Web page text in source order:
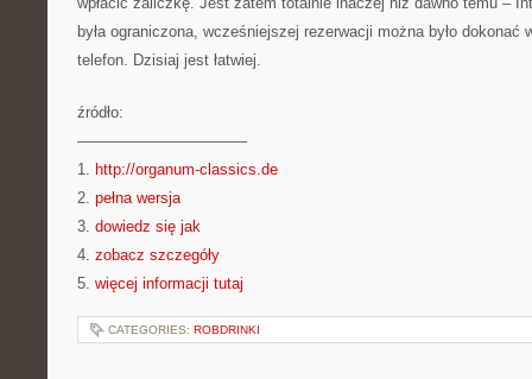
była ograniczona, wcześniejszej rezerwacji można było dokonać
telefon. Dzisiaj jest łatwiej.
źródło:
———————————
1. http://organum-classics.de
2. pełna wersja
3. dowiedz się jak
4. zobacz szczegóły
5. więcej informacji tutaj
CATEGORIES: ROBDRINKI